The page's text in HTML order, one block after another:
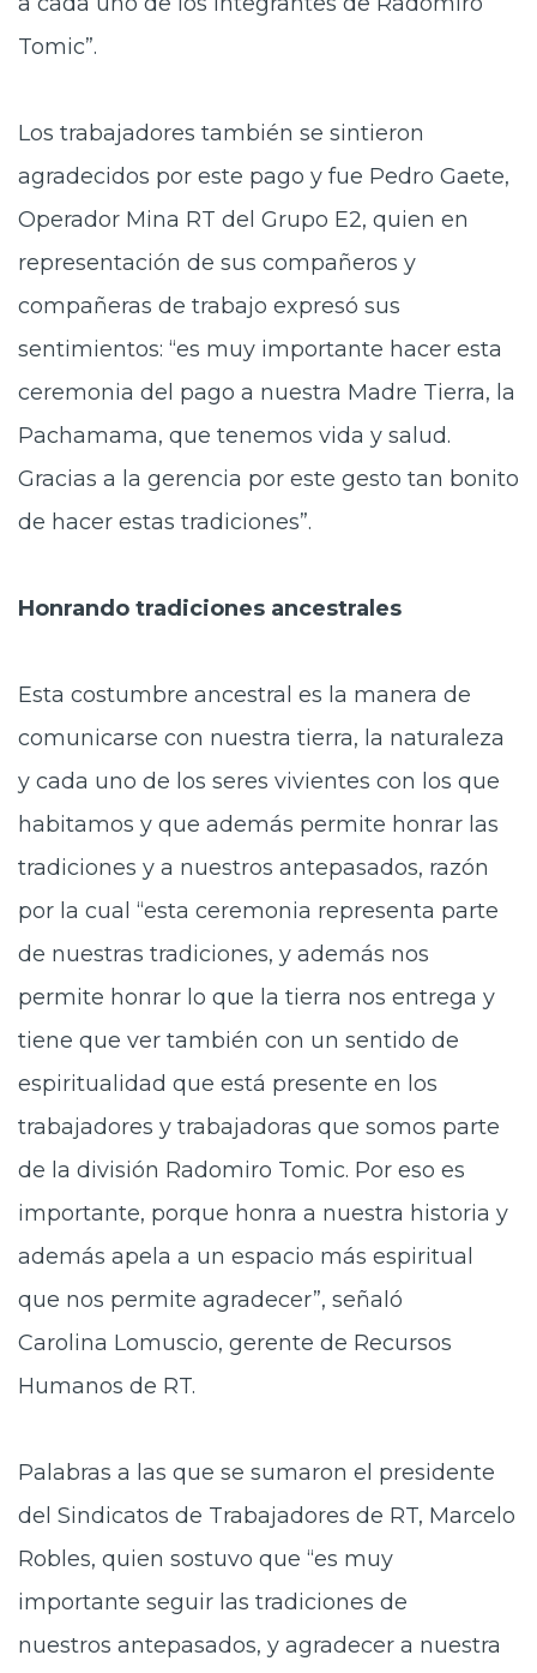
Tomic”.
Los trabajadores también se sintieron
agradecidos por este pago y fue Pedro Gaete,
Operador Mina RT del Grupo E2, quien en
representación de sus compañeros y
compañeras de trabajo expresó sus
sentimientos: “es muy importante hacer esta
ceremonia del pago a nuestra Madre Tierra, la
Pachamama, que tenemos vida y salud.
Gracias a la gerencia por este gesto tan bonito
de hacer estas tradiciones”.
Honrando tradiciones ancestrales
Esta costumbre ancestral es la manera de
comunicarse con nuestra tierra, la naturaleza
y cada uno de los seres vivientes con los que
habitamos y que además permite honrar las
tradiciones y a nuestros antepasados, razón
por la cual “esta ceremonia representa parte
de nuestras tradiciones, y además nos
permite honrar lo que la tierra nos entrega y
tiene que ver también con un sentido de
espiritualidad que está presente en los
trabajadores y trabajadoras que somos parte
de la división Radomiro Tomic. Por eso es
importante, porque honra a nuestra historia y
además apela a un espacio más espiritual
que nos permite agradecer”, señaló
Carolina Lomuscio, gerente de Recursos
Humanos de RT.
Palabras a las que se sumaron el presidente
del Sindicatos de Trabajadores de RT, Marcelo
Robles, quien sostuvo que “es muy
importante seguir las tradiciones de
nuestros antepasados, y agradecer a nuestra